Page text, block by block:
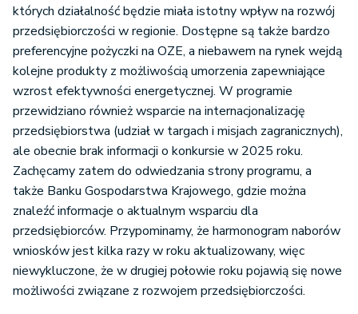
których działalność będzie miała istotny wpływ na rozwój
przedsiębiorczości w regionie. Dostępne są także bardzo
preferencyjne pożyczki na OZE, a niebawem na rynek wejdą
kolejne produkty z możliwością umorzenia zapewniające
wzrost efektywności energetycznej. W programie
przewidziano również wsparcie na internacjonalizację
przedsiębiorstwa (udział w targach i misjach zagranicznych),
ale obecnie brak informacji o konkursie w 2025 roku.
Zachęcamy zatem do odwiedzania strony programu, a
także Banku Gospodarstwa Krajowego, gdzie można
znaleźć informacje o aktualnym wsparciu dla
przedsiębiorców. Przypominamy, że harmonogram naborów
wniosków jest kilka razy w roku aktualizowany, więc
niewykluczone, że w drugiej połowie roku pojawią się nowe
możliwości związane z rozwojem przedsiębiorczości.